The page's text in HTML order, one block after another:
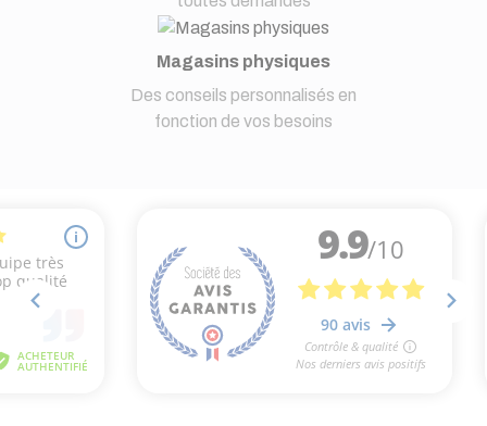
Magasins physiques
Des conseils personnalisés en
fonction de vos besoins